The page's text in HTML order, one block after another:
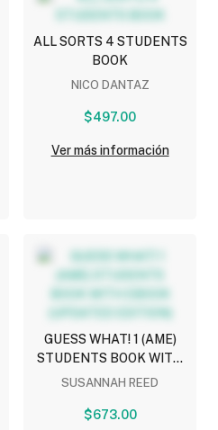
ALL SORTS 4 STUDENTS
BOOK
NICO DANTAZ
$497.00
Ver más información
GUESS WHAT! 1 (AME)
STUDENTS BOOK WITH
EBOOK (UPDATED
SUSANNAH REED
$673.00